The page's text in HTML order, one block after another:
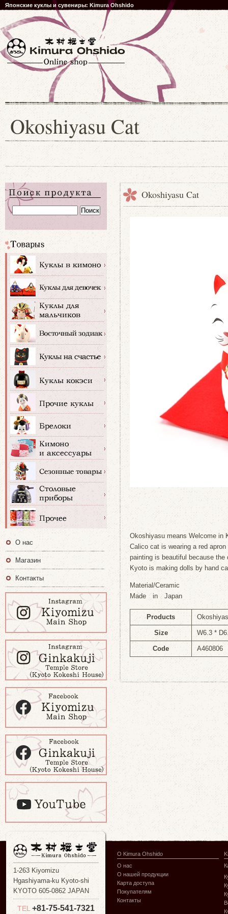
Японские куклы и сувениры: Kimura Ohshido
Okoshiyasu Cat
Okoshiyasu Cat
Okoshiyasu means Welcome in
Calico cat is wearing a red
painting is beautiful because
Kyoto is making dolls by hand
Material/Ceramic
Made in Japan
Products
Size W6.3 *
Code A460806
О нас
Магазин
Контакты
1-263 Kiyomizu
Hgashiyama-ku Kyoto-shi
KYOTO 605-0862 JAPAN
TEL +81-75-541-7321
О Kimura Ohshido
О нас
О нашей продукции
Карта доступа
Покупателям
Контакты